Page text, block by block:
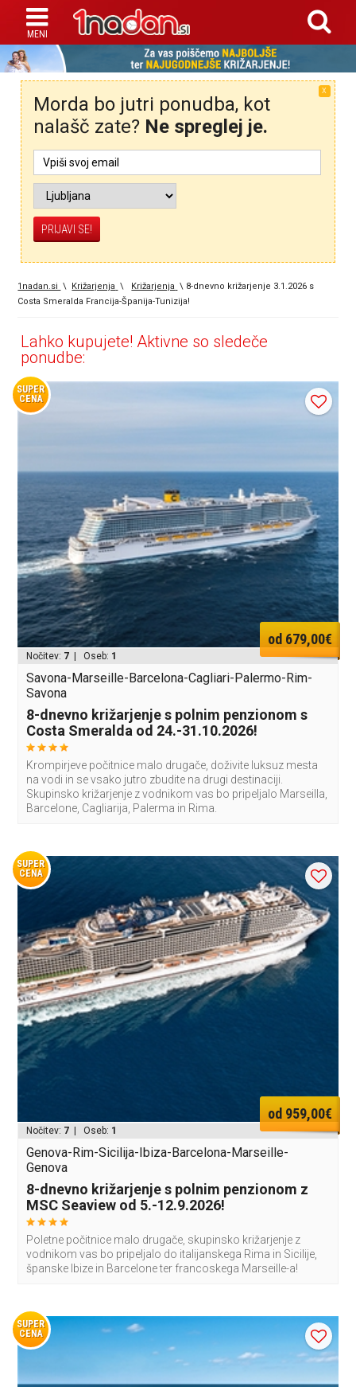
X
Morda bo jutri ponudba, kot
nalašč zate? Ne spreglej je.
1nadan.si \ Križarjenja \ Križarjenja \ 8-dnevno križarjenje 3.1.2026 s
Costa Smeralda Francija-Španija-Tunizija!
Lahko kupujete! Aktivne so sledeče
ponudbe:
SUPER
CENA
od 679,00€
Nočitev: 7 | Oseb: 1
Savona-Marseille-Barcelona-Cagliari-Palermo-Rim-
Savona
8-dnevno križarjenje s polnim penzionom s
Costa Smeralda od 24.-31.10.2026!
Krompirjeve počitnice malo drugače, doživite luksuz mesta
na vodi in se vsako jutro zbudite na drugi destinaciji.
Skupinsko križarjenje z vodnikom vas bo pripeljalo Marseilla,
Barcelone, Cagliarija, Palerma in Rima.
SUPER
CENA
od 959,00€
Nočitev: 7 | Oseb: 1
Genova-Rim-Sicilija-Ibiza-Barcelona-Marseille-
Genova
8-dnevno križarjenje s polnim penzionom z
MSC Seaview od 5.-12.9.2026!
Poletne počitnice malo drugače, skupinsko križarjenje z
vodnikom vas bo pripeljalo do italijanskega Rima in Sicilije,
španske Ibize in Barcelone ter francoskega Marseille-a!
SUPER
CENA